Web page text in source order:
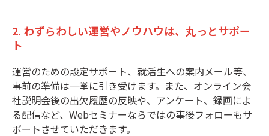
2. わずらわしい運営やノウハウは、丸っとサポー
ト
運営のための設定サポート、就活生への案内メール等、
事前の準備は一挙に引き受けます。また、オンライン会
社説明会後の出欠履歴の反映や、アンケート、録画によ
る配信など、Webセミナーならではの事後フォローもサ
ポートさせていただきます。